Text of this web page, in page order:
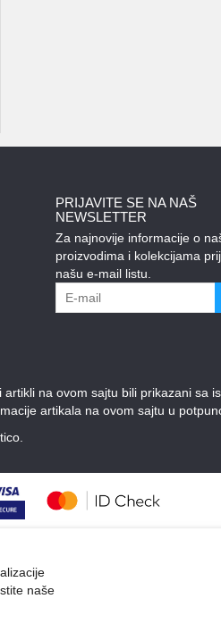
PRIJAVITE SE NA NAŠ
NEWSLETTER
Za najnovije informacije o
proizvodima i kolekcijama
našu e-mail listu.
na ovom sajtu bili prikazani sa
artikala na ovom sajtu u
naše